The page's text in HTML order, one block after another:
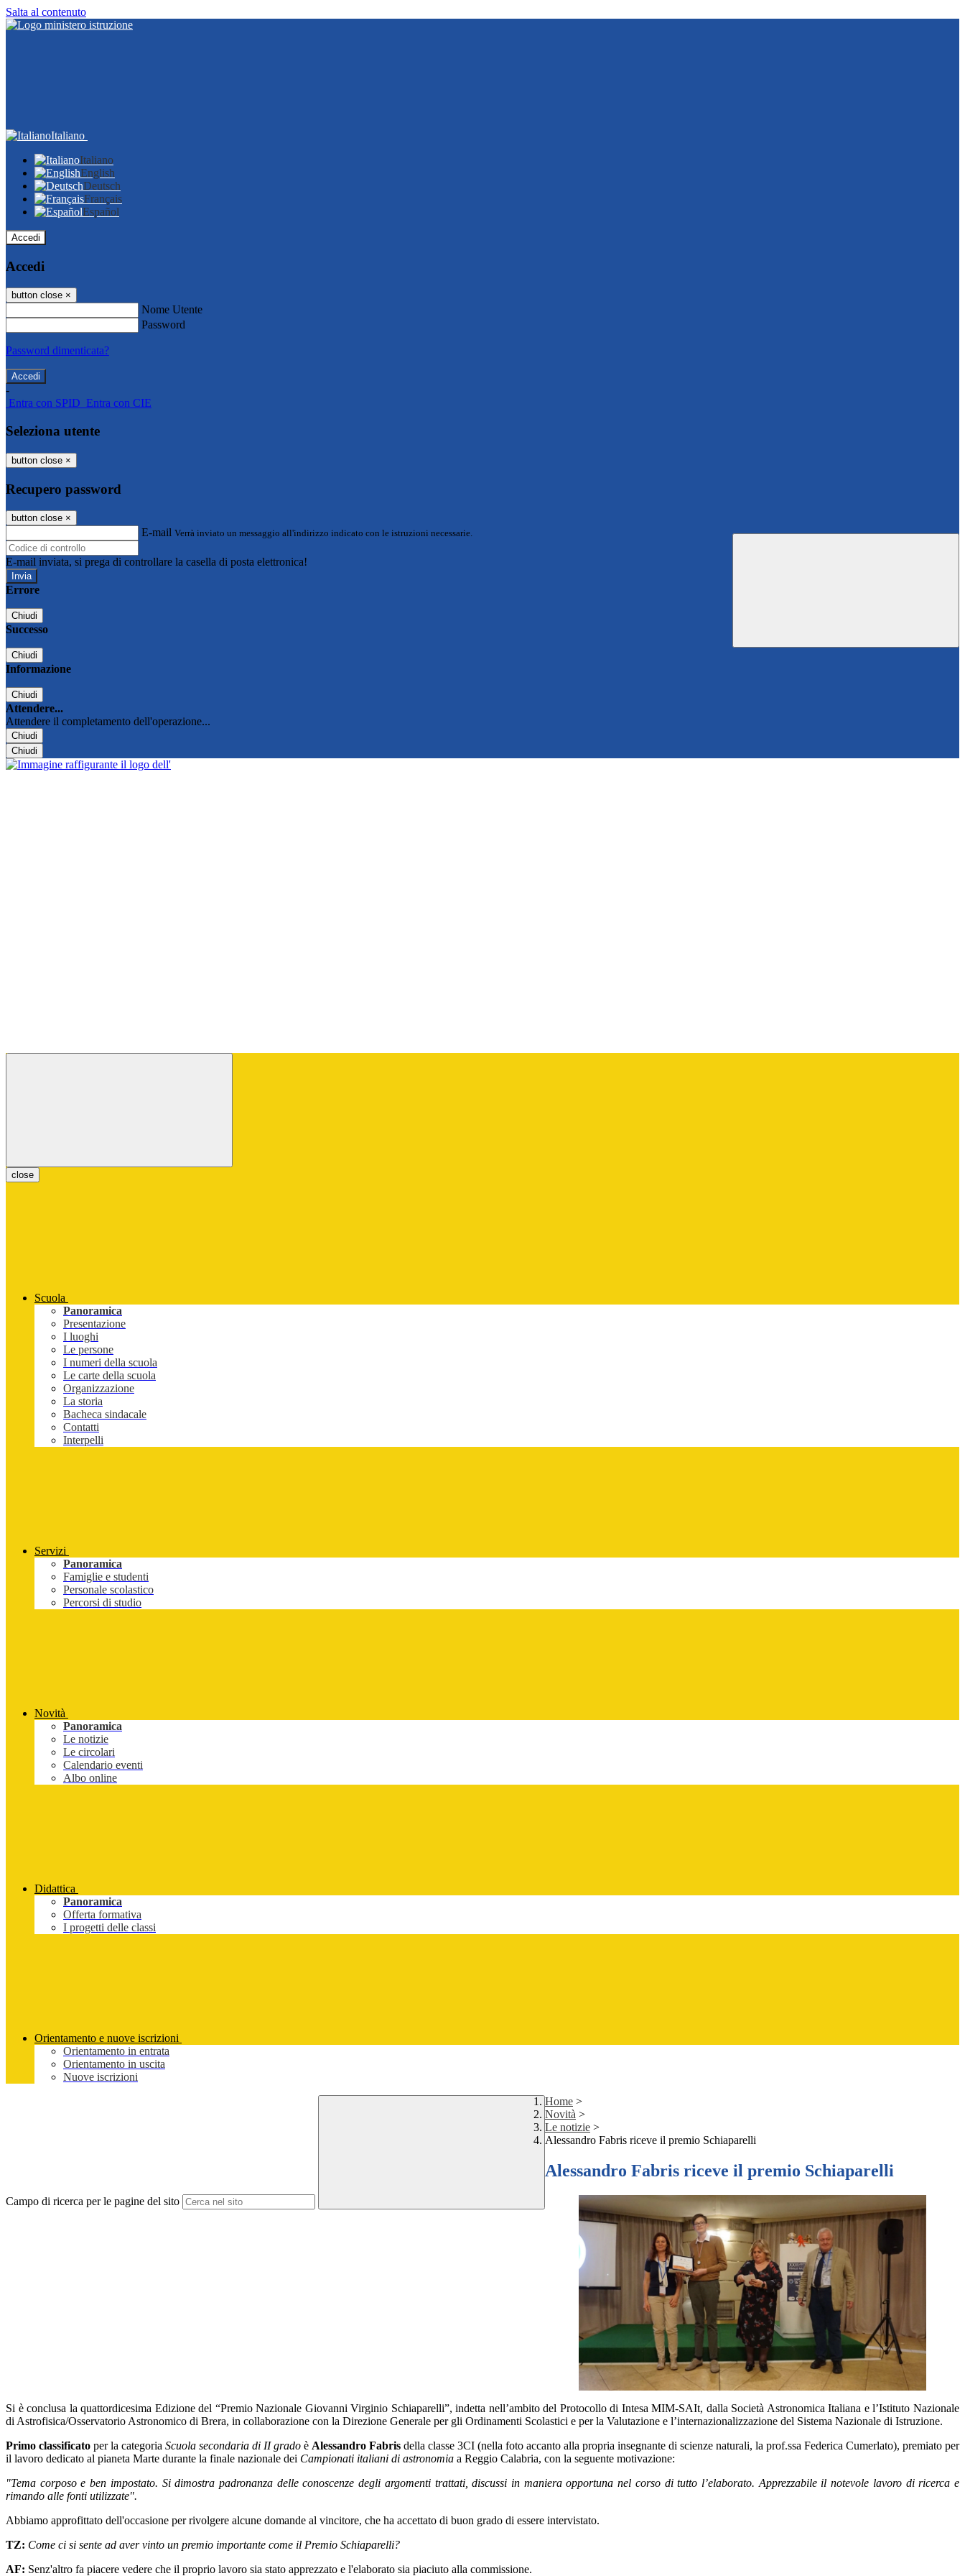
Salta al contenuto
Italiano
Italiano
English
Deutsch
Français
Español
Accedi
Accedi
button close ×
Nome Utente
Password
Password dimenticata?
-
Entra con SPID Entra con CIE
Seleziona utente
button close ×
Recupero password
button close ×
E-mail Verrà inviato un messaggio all'indirizzo indicato con le istruzioni necessarie.
E-mail inviata, si prega di controllare la casella di posta elettronica!
Errore
Chiudi
Successo
Chiudi
Informazione
Chiudi
Attendere...
Attendere il completamento dell'operazione...
Chiudi
Chiudi
close
Scuola
Panoramica
Presentazione
I luoghi
Le persone
I numeri della scuola
Le carte della scuola
Organizzazione
La storia
Bacheca sindacale
Contatti
Interpelli
Servizi
Panoramica
Famiglie e studenti
Personale scolastico
Percorsi di studio
Novità
Panoramica
Le notizie
Le circolari
Calendario eventi
Albo online
Didattica
Panoramica
Offerta formativa
I progetti delle classi
Orientamento e nuove iscrizioni
Orientamento in entrata
Orientamento in uscita
Nuove iscrizioni
Campo di ricerca per le pagine del sito
Home >
Novità >
Le notizie >
Alessandro Fabris riceve il premio Schiaparelli
Alessandro Fabris riceve il premio Schiaparelli
Si è conclusa la quattordicesima Edizione del “Premio Nazionale Giovanni Virginio Schiaparelli”, indetta nell’ambito del Protocollo di Intesa MIM-SAIt, dalla Società Astronomica Italiana e l’Istituto Nazionale
di Astrofisica/Osservatorio Astronomico di Brera, in collaborazione con la Direzione Generale per gli Ordinamenti Scolastici e per la Valutazione e l’internazionalizzazione del Sistema Nazionale di Istruzione.
Primo classificato per la categoria Scuola secondaria di II grado è Alessandro Fabris della classe 3CI (nella foto accanto alla propria insegnante di scienze naturali, la prof.ssa Federica Cumerlato), premiato per
il lavoro dedicato al pianeta Marte durante la finale nazionale dei Campionati italiani di astronomia a Reggio Calabria, con la seguente motivazione:
"Tema corposo e ben impostato. Si dimostra padronanza delle conoscenze degli argomenti trattati, discussi in maniera opportuna nel corso di tutto l’elaborato. Apprezzabile il notevole lavoro di ricerca e
rimando alle fonti utilizzate".
Abbiamo approfittato dell'occasione per rivolgere alcune domande al vincitore, che ha accettato di buon grado di essere intervistato.
TZ: Come ci si sente ad aver vinto un premio importante come il Premio Schiaparelli?
AF: Senz'altro fa piacere vedere che il proprio lavoro sia stato apprezzato e l'elaborato sia piaciuto alla commissione.